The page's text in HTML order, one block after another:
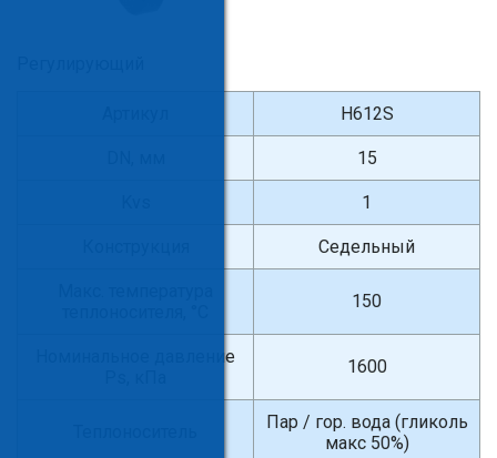
H612S
15
1
Седельный
150
Номинальное давление
1600
Пар / гор. вода (гликоль
макс 50%)